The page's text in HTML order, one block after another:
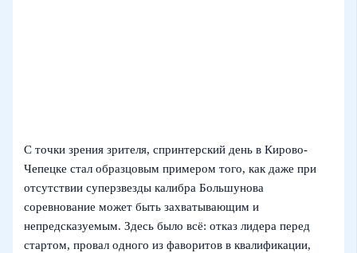
С точки зрения зрителя, спринтерский день в Кирово-
Чепецке стал образцовым примером того, как даже при
отсутствии суперзвезды калибра Большунова
соревнование может быть захватывающим и
непредсказуемым. Здесь было всё: отказ лидера перед
стартом, провал одного из фаворитов в квалификации,